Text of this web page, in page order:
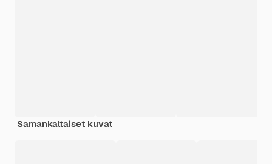
Samankaltaiset kuvat